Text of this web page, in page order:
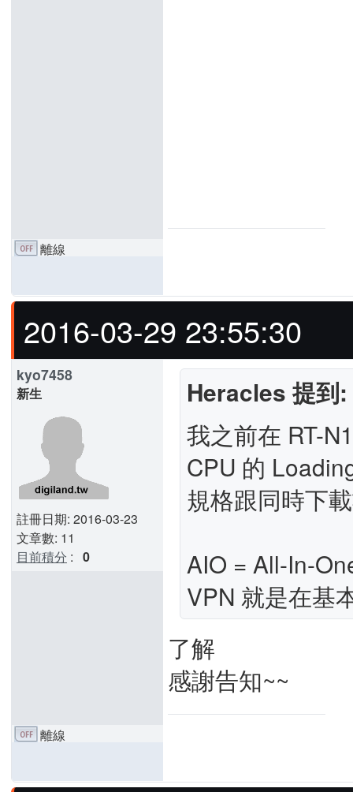
離線
2016-03-29 23:55:30
kyo7458
新生
註冊日期: 2016-03-23
文章數: 11
目前積分 : 0
Heracles 提到:
我之前在 RT-
CPU 的
規格跟同時下
AIO = All-In-
VPN 就是在基
了解
感謝告知~~
離線